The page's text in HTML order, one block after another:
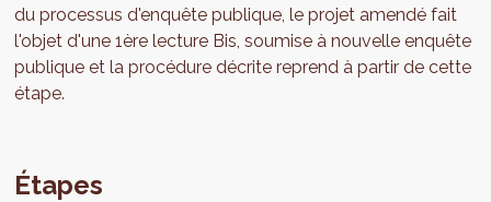
du processus d'enquête publique, le projet amendé fait
l'objet d'une 1ère lecture Bis, soumise à nouvelle enquête
publique et la procédure décrite reprend à partir de cette
étape.
Étapes